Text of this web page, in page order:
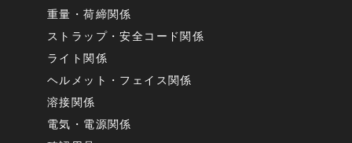
重量・荷締関係
ストラップ・安全コード関係
ライト関係
ヘルメット・フェイス関係
溶接関係
電気・電源関係